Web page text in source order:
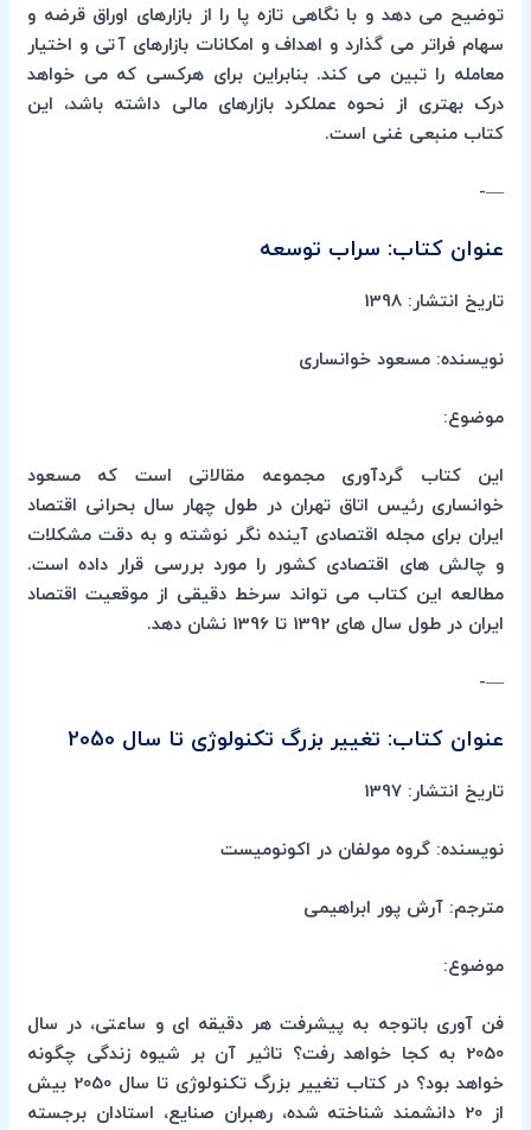
توضیح می دهد و با نگاهی تازه پا را از بازارهای اوراق قرضه و
سهام فراتر می گذارد و اهداف و امکانات بازارهای آتی و اختیار
معامله را تبین می کند. بنابراین برای هرکسی که می خواهد
درک بهتری از نحوه عملکرد بازارهای مالی داشته باشد، این
کتاب منبعی غنی است.
—-
عنوان کتاب: سراب توسعه
تاریخ انتشار: 1398
نویسنده: مسعود خوانساری
موضوع:
این کتاب گردآوری مجموعه مقالاتی است که مسعود
خوانساری رئیس اتاق تهران در طول چهار سال بحرانی اقتصاد
ایران برای مجله اقتصادی آینده نگر نوشته و به دقت مشکلات
و چالش های اقتصادی کشور را مورد بررسی قرار داده است.
مطالعه این کتاب می تواند سرخط دقیقی از موقعیت اقتصاد
ایران در طول سال های 1392 تا 1396 نشان دهد.
—-
عنوان کتاب: تغییر بزرگ تکنولوژی تا سال 2050
تاریخ انتشار: 1397
نویسنده: گروه مولفان در اکونومیست
مترجم: آرش پور ابراهیمی
موضوع:
فن آوری باتوجه به پیشرفت هر دقیقه ای و ساعتی، در سال
2050 به کجا خواهد رفت؟ تاثیر آن بر شیوه زندگی چگونه
خواهد بود؟ در کتاب تغییر بزرگ تکنولوژی تا سال 2050 بیش
از 20 دانشمند شناخته شده، رهبران صنایع، استادان برجسته